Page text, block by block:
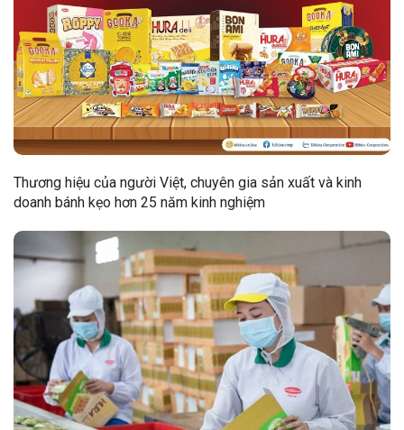
Thương hiệu của người Việt, chuyên gia sản xuất và kinh
doanh bánh kẹo hơn 25 năm kinh nghiệm